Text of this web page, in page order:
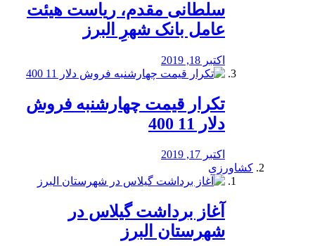
سلطانی مقدم، ریاست هیئت
عامل بانک شهرِ البرز
اکتبر 18, 2019
تکرار قیمت چهارشنبه فروش
دلار 11 400
اکتبر 17, 2019
کشاورزی
آغاز برداشت گیلاس در
شهرستان البرز